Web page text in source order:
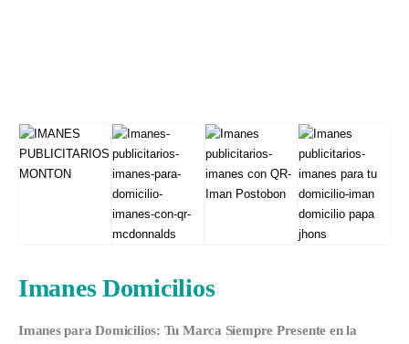
Imanes Domicilios
Imanes para Domicilios: Tu Marca Siempre Presente en la